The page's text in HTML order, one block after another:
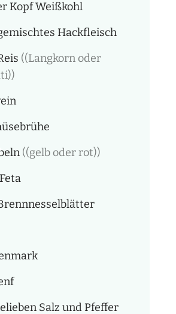
KopfWeißkohl
Hackfleisch
((Langkorn oder
((gelb oder rot))
Feta
Salz und Pfeffer